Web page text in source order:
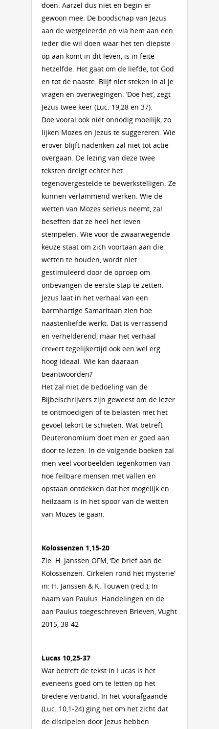
doen. Aarzel dus niet en begin er
gewoon mee. De boodschap van Jezus
aan de wetgeleerde en via hem aan een
ieder die wil doen waar het ten diepste
op aan komt in dit leven, is in feite
hetzelfde. Het gaat om de liefde, tot God
en tot de naaste. Blijf niet steken in al je
vragen en overwegingen. ‘Doe het’, zegt
Jezus twee keer (Luc. 19,28 en 37).
Doe vooral ook niet onnodig moeilijk, zo
lijken Mozes en Jezus te suggereren. Wie
erover blijft nadenken zal niet tot actie
overgaan. De lezing van deze twee
teksten dreigt echter het
tegenovergestelde te bewerkstelligen. Ze
kunnen verlammend werken. Wie de
wetten van Mozes serieus neemt, zal
beseffen dat ze heel het leven
stempelen. Wie voor de zwaarwegende
keuze staat om zich voortaan aan die
wetten te houden, wordt niet
gestimuleerd door de oproep om
onbevangen de eerste stap te zetten.
Jezus laat in het verhaal van een
barmhartige Samaritaan zien hoe
naastenliefde werkt. Dat is verrassend
en verhelderend, maar het verhaal
creëert tegelijkertijd ook een wel erg
hoog ideaal. Wie kan daaraan
beantwoorden?
Het zal niet de bedoeling van de
Bijbelschrijvers zijn geweest om de lezer
te ontmoedigen of te belasten met het
gevoel tekort te schieten. Wat betreft
Deuteronomium doet men er goed aan
door te lezen. In de volgende boeken zal
men veel voorbeelden tegenkomen van
hoe feilbare mensen met vallen en
opstaan ontdekken dat het mogelijk en
heilzaam is in het spoor van de wetten
van Mozes te gaan.
Kolossenzen 1,15-20
Zie: H. Janssen OFM, ‘De brief aan de
Kolossenzen. Cirkelen rond het mysterie’
in: H. Janssen & K. Touwen (red.), In
naam van Paulus. Handelingen en de
aan Paulus toegeschreven Brieven, Vught
2015, 38-42
Lucas 10,25-37
Wat betreft de tekst in Lucas is het
eveneens goed om te letten op het
bredere verband. In het voorafgaande
(Luc. 10,1-24) ging het om het zicht dat
de discipelen door Jezus hebben